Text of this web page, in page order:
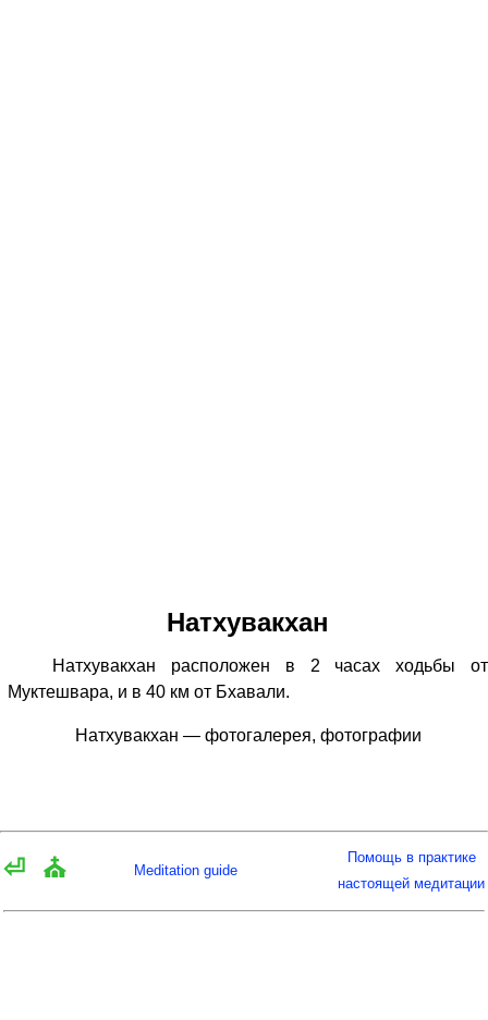
Натхувакхан
Натхувакхан расположен в 2 часах ходьбы от
Муктешвара, и в 40 км от Бхавали.
Натхувакхан — фотогалерея, фотографии
⏎ ⛪ Meditation guide
Помощь в практике
настоящей медитации